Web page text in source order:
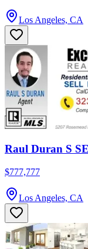
Los Angeles, CA
Raul Duran S
$777,777
Los Angeles, CA